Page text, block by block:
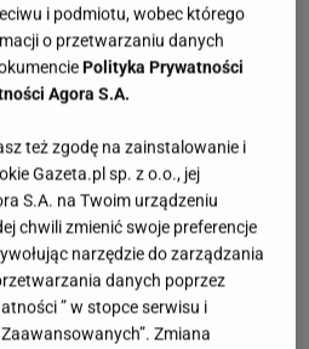
i podmiotu, wobec którego
o przetwarzaniu danych
Polityka Prywatności
Agora S.A.
też zgodę na zainstalowanie i
Gazeta.pl sp. z o.o., jej
S.A. na Twoim urządzeniu
chwili zmienić swoje preferencje
narzędzie do zarządzania
danych poprzez
” w stopce serwisu i
Zmiana